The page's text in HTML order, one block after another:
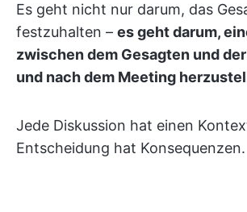
Es geht nicht nur darum, das
festzuhalten – es geht darum,
zwischen dem Gesagten und
und nach dem Meeting
Jede Diskussion hat einen
Entscheidung hat Konsequenzen.